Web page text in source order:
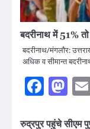
बदरीनाथ में 51%
बदरीनाथ/मंगलौर:
अधिक व सीमान्त
रुद्रपुर पहुंचे सीएम